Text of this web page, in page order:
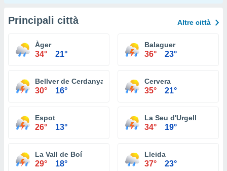
Principali città Altre città
Àger
34° 21°
Balaguer
36° 23°
Bellver de Cerdanya
30° 16°
Cervera
35° 21°
Espot
26° 13°
La Seu d'Urgell
34° 19°
La Vall de Boí
29° 18°
Lleida
37° 23°